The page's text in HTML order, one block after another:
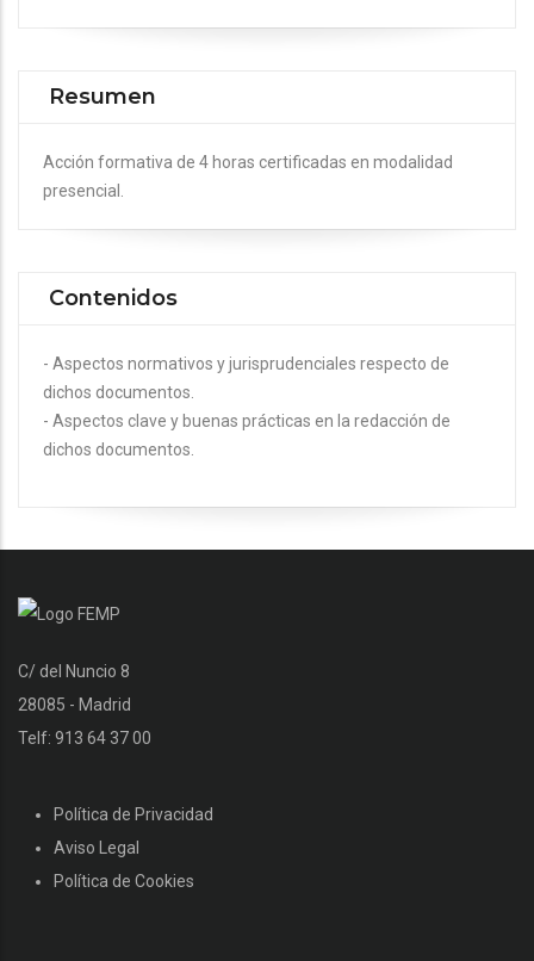
Resumen
Acción formativa de 4 horas certificadas en modalidad
presencial.
Contenidos
- Aspectos normativos y jurisprudenciales respecto de
dichos documentos.
- Aspectos clave y buenas prácticas en la redacción de
dichos documentos.
C/ del Nuncio 8
28085 - Madrid
Telf: 913 64 37 00
Política de Privacidad
Aviso Legal
Política de Cookies